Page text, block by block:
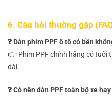
6. Câu hỏi thường gặp
❓ Dán phim PPF ô tô có bền
👉 Phim PPF chính hãng có tuổi
dài.
❓ Có nên dán PPF toàn bộ xe